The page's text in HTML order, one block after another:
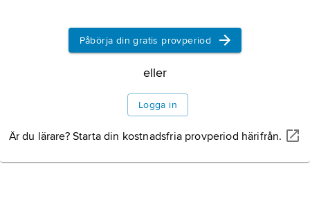
Information om artikeln
Påbörja din gratis provperiod
eller
Logga in
Är du lärare? Starta din kostnadsfria provperiod härifrån.